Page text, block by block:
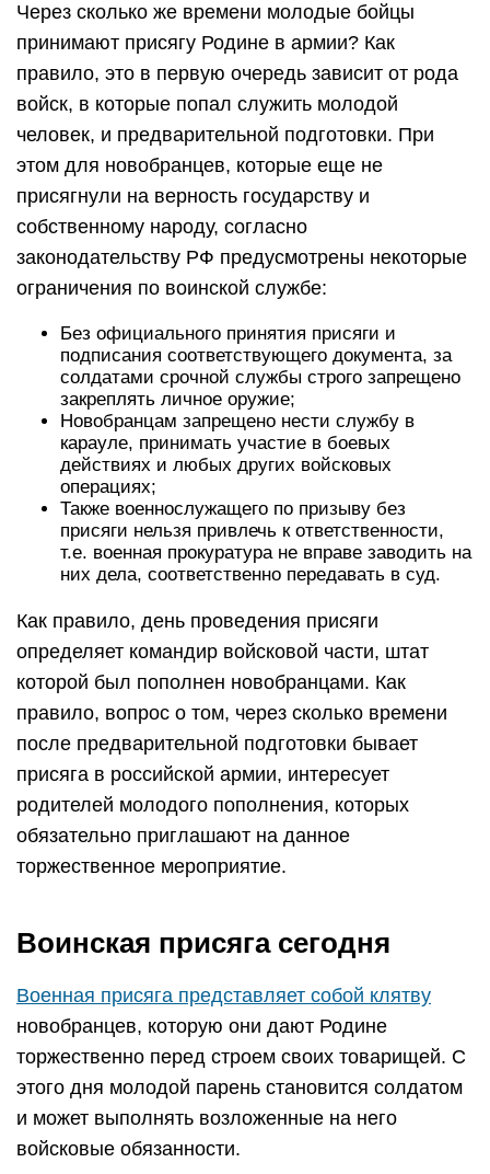
Через сколько же времени молодые бойцы
принимают присягу Родине в армии? Как
правило, это в первую очередь зависит от рода
войск, в которые попал служить молодой
человек, и предварительной подготовки. При
этом для новобранцев, которые еще не
присягнули на верность государству и
собственному народу, согласно
законодательству РФ предусмотрены некоторые
ограничения по воинской службе:
Без официального принятия присяги и
подписания соответствующего документа, за
солдатами срочной службы строго запрещено
закреплять личное оружие;
Новобранцам запрещено нести службу в
карауле, принимать участие в боевых
действиях и любых других войсковых
операциях;
Также военнослужащего по призыву без
присяги нельзя привлечь к ответственности,
т.е. военная прокуратура не вправе заводить на
них дела, соответственно передавать в суд.
Как правило, день проведения присяги
определяет командир войсковой части, штат
которой был пополнен новобранцами. Как
правило, вопрос о том, через сколько времени
после предварительной подготовки бывает
присяга в российской армии, интересует
родителей молодого пополнения, которых
обязательно приглашают на данное
торжественное мероприятие.
Воинская присяга сегодня
Военная присяга представляет собой клятву
новобранцев, которую они дают Родине
торжественно перед строем своих товарищей. С
этого дня молодой парень становится солдатом
и может выполнять возложенные на него
войсковые обязанности.